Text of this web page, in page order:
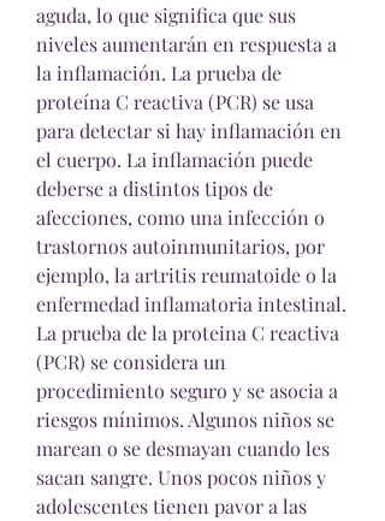
aguda, lo que significa que sus
niveles aumentarán en respuesta a
la inflamación. La prueba de
proteína C reactiva (PCR) se usa
para detectar si hay inflamación en
el cuerpo. La inflamación puede
deberse a distintos tipos de
afecciones, como una infección o
trastornos autoinmunitarios, por
ejemplo, la artritis reumatoide o la
enfermedad inflamatoria intestinal.
La prueba de la proteina C reactiva
(PCR) se considera un
procedimiento seguro y se asocia a
riesgos mínimos. Algunos niños se
marean o se desmayan cuando les
sacan sangre. Unos pocos niños y
adolescentes tienen pavor a las